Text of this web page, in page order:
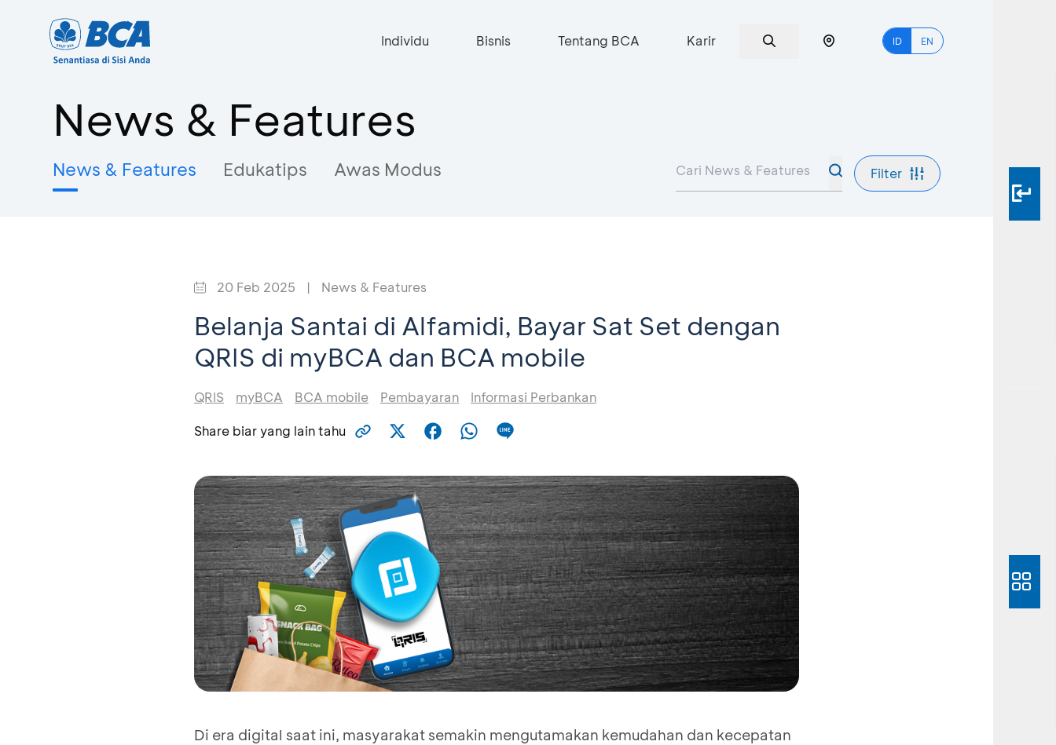
Individu Bisnis Tentang BCA Karir ID EN
News & Features
News & Features Edukatips Awas Modus Filter
20 Feb 2025 | News & Features
Belanja Santai di Alfamidi, Bayar Sat Set dengan
QRIS di myBCA dan BCA mobile
QRIS myBCA BCA mobile Pembayaran Informasi Perbankan
Share biar yang lain tahu
Di era digital saat ini, masyarakat semakin mengutamakan kemudahan dan kecepatan